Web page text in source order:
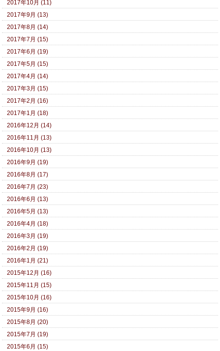
2017年10月 (11)
2017年9月 (13)
2017年8月 (14)
2017年7月 (15)
2017年6月 (19)
2017年5月 (15)
2017年4月 (14)
2017年3月 (15)
2017年2月 (16)
2017年1月 (18)
2016年12月 (14)
2016年11月 (13)
2016年10月 (13)
2016年9月 (19)
2016年8月 (17)
2016年7月 (23)
2016年6月 (13)
2016年5月 (13)
2016年4月 (18)
2016年3月 (19)
2016年2月 (19)
2016年1月 (21)
2015年12月 (16)
2015年11月 (15)
2015年10月 (16)
2015年9月 (16)
2015年8月 (20)
2015年7月 (19)
2015年6月 (15)